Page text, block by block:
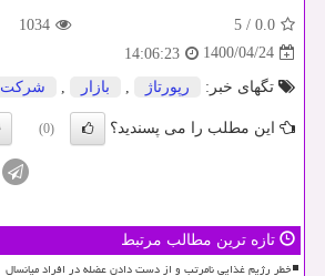
0.0
/
5
1034
1400/04/24
14:06:23
تگهای خبر:
رپورتاژ بازار شركت
این مطلب را می پسندید؟ (0)
تازه ترین مطالب مرتبط
خطر رژیم غذایی نامرتب و از دست دادن عضله در افراد میانسال